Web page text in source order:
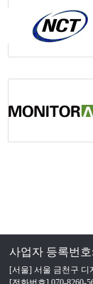
사업자 등록번호
[서울] 서울 금천구 디